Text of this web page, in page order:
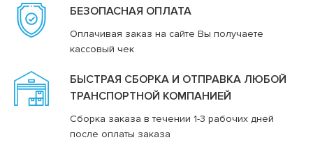
БЕЗОПАСНАЯ ОПЛАТА
Оплачивая заказ на сайте Вы получаете
кассовый чек
БЫСТРАЯ СБОРКА И ОТПРАВКА ЛЮБОЙ
ТРАНСПОРТНОЙ КОМПАНИЕЙ
Сборка заказа в течении 1-3 рабочих дней
после оплаты заказа